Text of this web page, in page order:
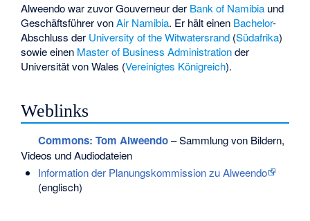
Alweendo war zuvor Gouverneur der Bank of Namibia und
Geschäftsführer vonAir Namibia. Er hält einen Bachelor-
Abschluss der University of the Witwatersrand (Südafrika)
sowie einen Master of Business Administrationder
Universität von Wales (Vereinigtes Königreich).
Weblinks
Commons: Tom Alweendo– Sammlung von Bildern,
Videos und Audiodateien
Information der Planungskommission zu Alweendo
(englisch)